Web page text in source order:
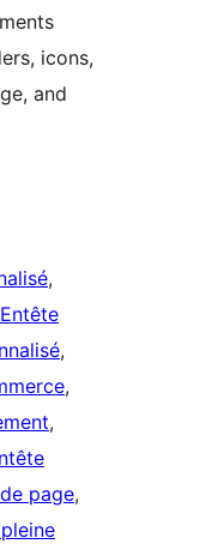
icons,
and
Entête
page